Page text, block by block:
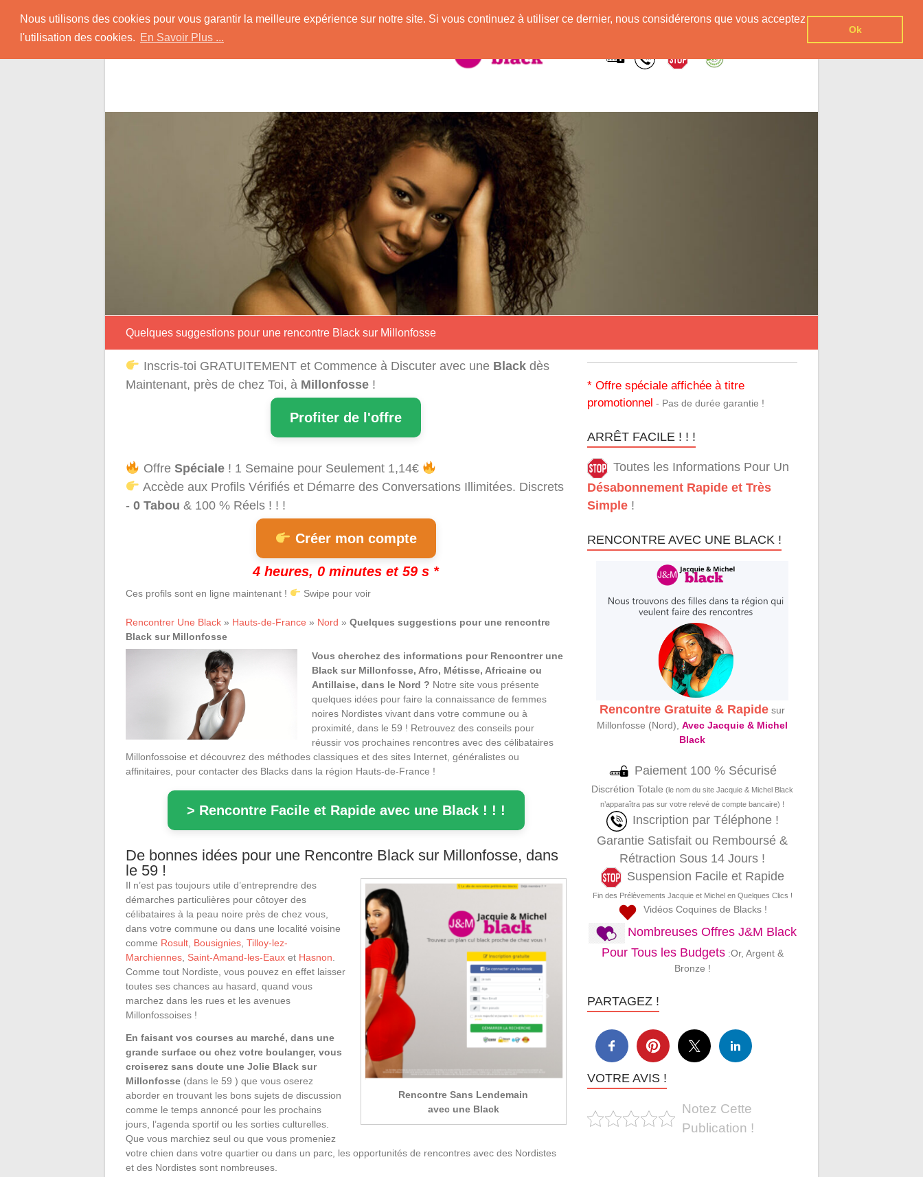
Nous utilisons des cookies pour vous garantir la meilleure expérience sur notre site. Si vous continuez à utiliser ce dernier, nous considérerons que vous acceptez
l'utilisation des cookies. En Savoir Plus ...
Ok
content
Rencontrer-Black
Conseils pour Rencontrer une Jolie Célibataire à la Peau Noire !
Quelques suggestions pour une rencontre Black sur Millonfosse
Inscris-toi GRATUITEMENT et Commence à Discuter avec une Blackdès
Maintenant, près de chez Toi, à Millonfosse !
Profiter de l'offre
Offre Spéciale! 1 Semaine pour Seulement 1,14€
Accède aux Profils Vérifiés et Démarre des Conversations Illimitées. Discrets
- 0 Tabou & 100 % Réels ! ! !
Créer mon compte
4 heures, 0 minutes et 58 s *
Ces profils sont en ligne maintenant ! Swipe pour voir
Rencontrer Une Black » Hauts-de-France » Nord » Quelques suggestions pour une rencontre
Black sur Millonfosse
Vous cherchez des informations pour Rencontrer une
Black sur Millonfosse, Afro, Métisse, Africaine ou
Antillaise, dans le Nord ? Notre site vous présente
quelques idées pour faire la connaissance de femmes
noires Nordistes vivant dans votre commune ou à
proximité, dans le 59 ! Retrouvez des conseils pour
réussir vos prochaines rencontres avec des célibataires
Millonfossoise et découvrez des méthodes classiques et des sites Internet, généralistes ou
affinitaires, pour contacter des Blacks dans la région Hauts-de-France !
> Rencontre Facile et Rapide avec une Black ! ! !
De bonnes idées pour une Rencontre Black sur Millonfosse, dans
le 59 !
Rencontre Sans Lendemain
avec une Black
Il n’est pas toujours utile d’entreprendre des
démarches particulières pour côtoyer des
célibataires à la peau noire près de chez vous,
dans votre commune ou dans une localité voisine
comme Rosult Bousignies Tilloy-lez-
Marchiennes Saint-Amand-les-Eaux et Hasnon
Comme tout Nordiste, vous pouvez en effet laisser
toutes ses chances au hasard, quand vous
marchez dans les rues et les avenues
Millonfossoises !
En faisant vos courses au marché, dans une
grande surface ou chez votre boulanger, vous
croiserez sans doute une Jolie Black sur
Millonfosse (dans le 59 ) que vous oserez
aborder en trouvant les bons sujets de discussion
comme le temps annoncé pour les prochains
jours, l’agenda sportif ou les sorties culturelles.
Que vous marchiez seul ou que vous promeniez
votre chien dans votre quartier ou dans un parc, les opportunités de rencontres avec des Nordistes
et des Nordistes sont nombreuses.
* Offre spéciale affichée à titre
promotionnel - Pas de durée garantie !
ARRÊT FACILE ! ! !
Toutes les Informations Pour Un
Désabonnement Rapide et Très
Simple !
RENCONTRE AVEC UNE BLACK !
Rencontre Gratuite & Rapide sur
Millonfosse (Nord),Avec Jacquie & Michel
Black
Paiement 100 % Sécurisé
Discrétion Totale (le nom du site Jacquie & Michel Black
n’apparaîtra pas sur votre relevé de compte bancaire) !
Inscription par Téléphone !
Garantie Satisfait ou Remboursé &
Rétraction Sous 14 Jours !
Suspension Facile et Rapide
Fin des Prélèvements Jacquie et Michel en Quelques Clics !
Vidéos Coquines de Blacks !
Nombreuses Offres J&M Black
Pour Tous les Budgets:Or, Argent &
Bronze !
PARTAGEZ !
VOTRE AVIS !
Notez Cette
Publication !